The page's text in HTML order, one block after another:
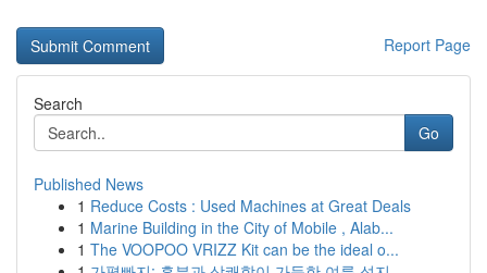
Report Page
Search
Go
Published News
1 Reduce Costs : Used Machines at Great Deals
1 Marine Building in the City of Mobile , Alab...
1 The VOOPOO VRIZZ Kit can be the ideal o...